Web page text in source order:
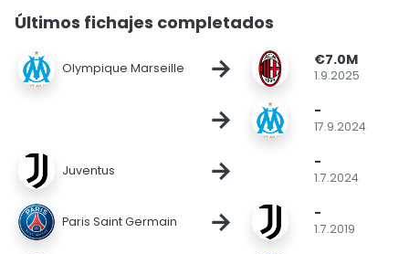
Últimos fichajes completados
Olympique Marseille → €7.0M
1.9.2025
→ -
17.9.2024
Juventus → -
1.7.2024
Paris Saint Germain → -
1.7.2019